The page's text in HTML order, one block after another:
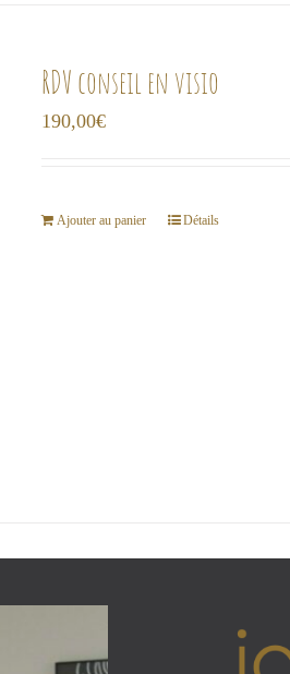
RDV conseil en visio
190,00€
Ajouter au panier Détails